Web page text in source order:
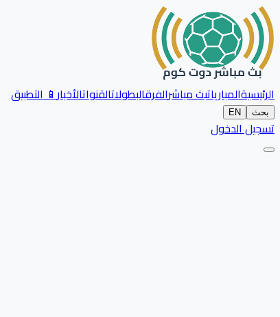
الرئيسيةالمبارياتبث مباشرالفرقالبطولاتالقنواتالأخبار📱 التطبيق
بحث EN
تسجيل الدخول